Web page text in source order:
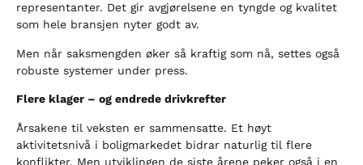
representanter. Det gir avgjørelsene en tyngde og kvalitet
som hele bransjen nyter godt av.
Men når saksmengden øker så kraftig som nå, settes også
robuste systemer under press.
Flere klager – og endrede drivkrefter
Årsakene til veksten er sammensatte. Et høyt
aktivitetsnivå i boligmarkedet bidrar naturlig til flere
konflikter. Men utviklingen de siste årene peker også i en